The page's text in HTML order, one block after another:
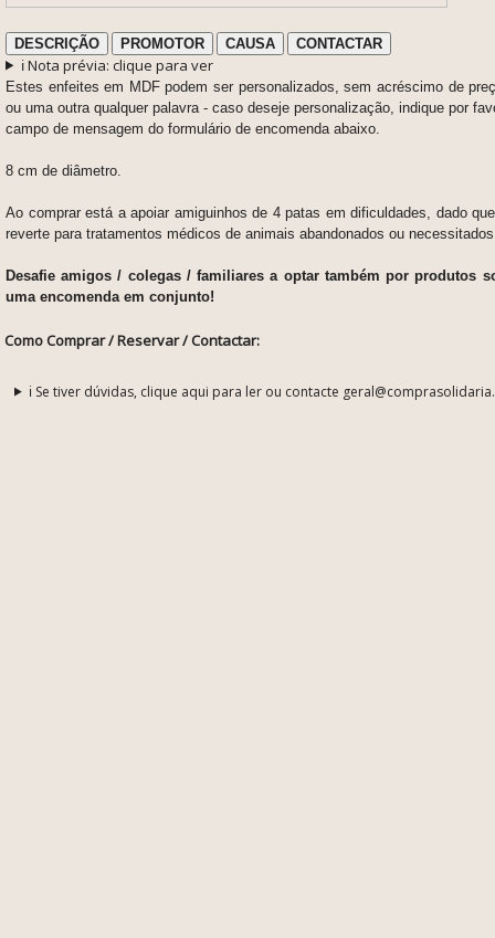
DESCRIÇÃO PROMOTOR CAUSA CONTACTAR
ℹ️ Nota prévia: clique para ver
Estes enfeites em MDF podem ser personalizados, sem acréscimo de
ou uma outra qualquer palavra - caso deseje personalização, indique por
campo de mensagem do formulário de encomenda abaixo.
8 cm de diâmetro.
Ao comprar está a apoiar amiguinhos de 4 patas em dificuldades, dado
reverte para tratamentos médicos de animais abandonados ou
Desafie amigos / colegas / familiares a optar também por produtos
uma encomenda em conjunto!
Como Comprar / Reservar / Contactar:
ℹ️ Se tiver dúvidas, clique aqui para ler ou contacte